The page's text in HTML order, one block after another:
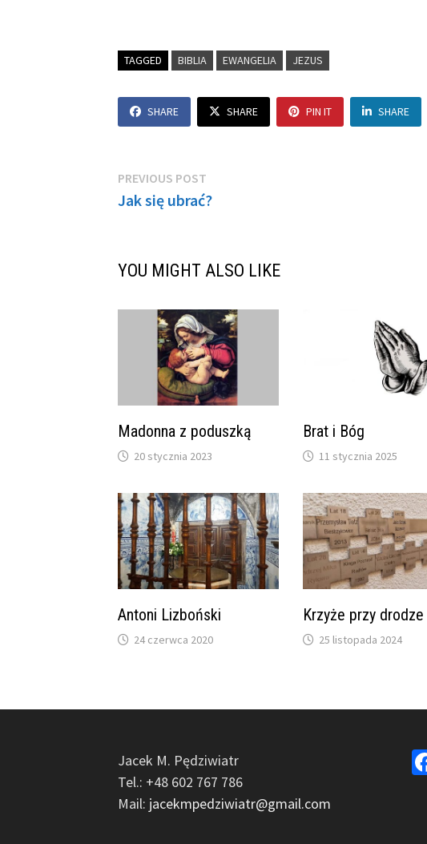
b
o
k
r
t
n
k
l
e
TAGGED BIBLIA EWANGELIA JEZUS
SHARE SHARE PIN IT SHARE
Nawigacja
wpisu
PREVIOUS POST
post:
Jak się ubrać?
YOU MIGHT ALSO LIKE
Madonna z poduszką
20 stycznia 2023
Brat i Bóg
11 stycznia 2025
Antoni Lizboński
24 czerwca 2020
Krzyże przy drodze
25 listopada 2024
Jacek M. Pędziwiatr
Tel.: +48 602 767 786
Mail: jacekmpedziwiatr@gmail.com